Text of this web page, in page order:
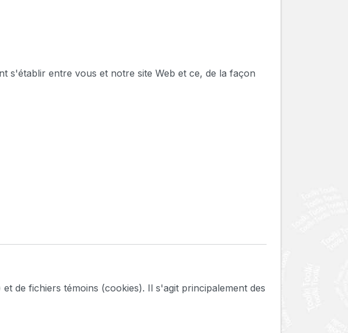
s'établir entre vous et notre site Web et ce, de la façon
de fichiers témoins (cookies). Il s'agit principalement des